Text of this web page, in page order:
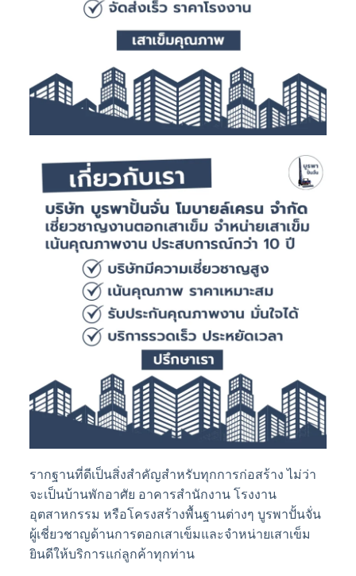
รากฐานที่ดีเป็นสิ่งสำคัญสำหรับทุกการก่อสร้าง ไม่ว่า
จะเป็นบ้านพักอาศัย อาคารสำนักงาน โรงงาน
อุตสาหกรรม หรือโครงสร้างพื้นฐานต่างๆ บูรพาปั้นจั่น
ผู้เชี่ยวชาญด้านการตอกเสาเข็มและจำหน่ายเสาเข็ม
ยินดีให้บริการแก่ลูกค้าทุกท่าน